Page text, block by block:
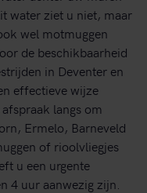
water ziet u niet, maar
wel motmuggen
de beschikbaarheid
in Deventer en
effectieve wijze
langs om
Ermelo, Barneveld
of rioolvliegjes
u een urgente
4 uur aanwezig zijn.